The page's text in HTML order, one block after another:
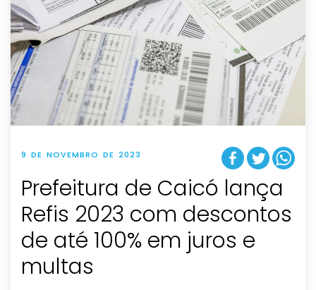
9 DE NOVEMBRO DE 2023
Prefeitura de Caicó lança
Refis 2023 com descontos
de até 100% em juros e
multas